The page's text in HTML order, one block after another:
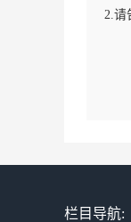
2.请
栏目导航: